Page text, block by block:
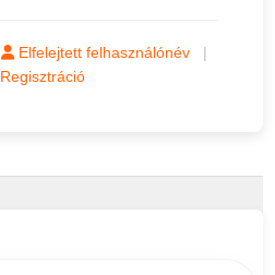
Elfelejtett felhasználónév
|
Regisztráció